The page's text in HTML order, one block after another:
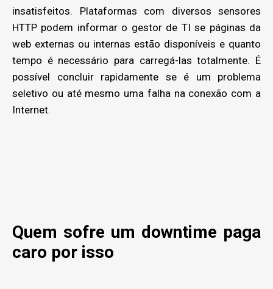
insatisfeitos. Plataformas com diversos sensores
HTTP podem informar o gestor de TI se páginas da
web externas ou internas estão disponíveis e quanto
tempo é necessário para carregá-las totalmente. É
possível concluir rapidamente se é um problema
seletivo ou até mesmo uma falha na conexão com a
Internet.
Quem sofre um downtime paga
caro por isso